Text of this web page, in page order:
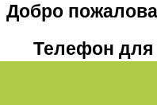
Добро
Телефон для